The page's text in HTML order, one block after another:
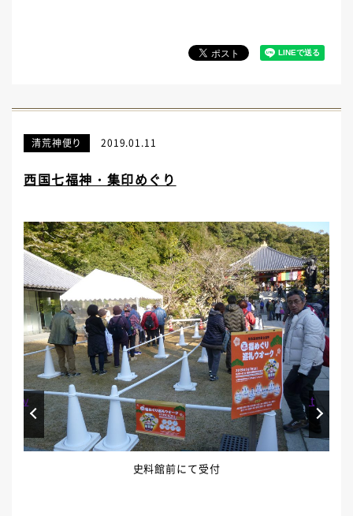
清荒神便り 2019.01.11
西国七福神・集印めぐり
史料館前にて受付
Prev Next